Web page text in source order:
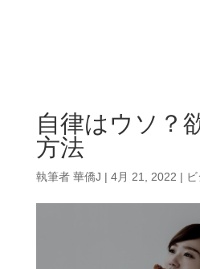
自律はウソ？
方法
執筆者 華僑J | 4月 21, 2022 |